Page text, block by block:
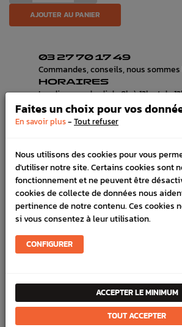
AJOUTER AU PANIER
03 27 70 17 49
Commandes, conseils, nous
HORAIRES
Lundi au vendredi de 8h à 12h et de
LIVRAISON EXPRESS
Commande avant 12h, livraison 24h à
commande
DÉTAILS DU PRODUIT
VÉHICULES COMPATIBLE
Marque :SUBARU
Faites un choix pour vos
En savoir plus- Tout refuser
Nous utilisons des cookies pour vous
d'utiliser notre site. Certains cookies sont
fonctionnement et ne peuvent être
cookies de collecte de données nous
pertinence de notre contenu. Ces cookies
si vous consentez à leur utilisation.
CONFIGURER
ACCEPTER LE MINIMUM
TOUT ACCEPTER